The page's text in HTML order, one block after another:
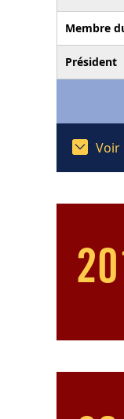
Membre
Président
Voir